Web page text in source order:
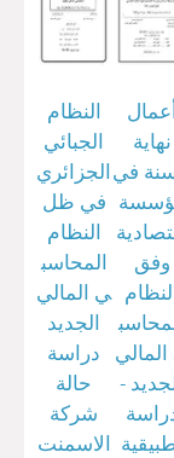
النظام
الجبائي
الجزائري
في ظل
النظام
المحاسب
ي المالي
الجديد
دراسة
حالة
شركة
الاسمنت
نهاية
في
وفق
-